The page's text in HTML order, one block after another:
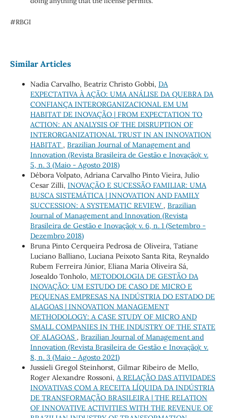
#RBGI
Similar Articles
Nadia Carvalho, Beatriz Christo Gobbi, DA
EXPECTATIVA À AÇÃO: UMA ANÁLISE DA QUEBRA DA
CONFIANÇA INTERORGANIZACIONAL EM UM
HABITAT DE INOVAÇÃO | FROM EXPECTATION TO
ACTION: AN ANALYSIS OF THE DISRUPTION OF
INTERORGANIZATIONAL TRUST IN AN INNOVATION
HABITAT , Brazilian Journal of Management and
Innovation (Revista Brasileira de Gestão e Inovação): v.
5, n. 3 (Maio - Agosto 2018)
Débora Volpato, Adriana Carvalho Pinto Vieira, Julio
Cesar Zilli, INOVAÇÃO E SUCESSÃO FAMILIAR: UMA
BUSCA SISTEMÁTICA | INNOVATION AND FAMILY
SUCCESSION: A SYSTEMATIC REVIEW , Brazilian
Journal of Management and Innovation (Revista
Brasileira de Gestão e Inovação): v. 6, n. 1 (Setembro -
Dezembro 2018)
Bruna Pinto Cerqueira Pedrosa de Oliveira, Tatiane
Luciano Balliano, Luciana Peixoto Santa Rita, Reynaldo
Rubem Ferreira Júnior, Eliana Maria Oliveira Sá,
Josealdo Tonholo, METODOLOGIA DE GESTÃO DA
INOVAÇÃO: UM ESTUDO DE CASO DE MICRO E
PEQUENAS EMPRESAS NA INDÚSTRIA DO ESTADO DE
ALAGOAS | INNOVATION MANAGEMENT
METHODOLOGY: A CASE STUDY OF MICRO AND
SMALL COMPANIES IN THE INDUSTRY OF THE STATE
OF ALAGOAS , Brazilian Journal of Management and
Innovation (Revista Brasileira de Gestão e Inovação): v.
8, n. 3 (Maio - Agosto 2021)
Jussieli Gregol Steinhorst, Gilmar Ribeiro de Mello,
Roger Alexandre Rossoni, A RELAÇÃO DAS ATIVIDADES
INOVATIVAS COM A RECEITA LÍQUIDA DA INDÚSTRIA
DE TRANSFORMAÇÃO BRASILEIRA | THE RELATION
OF INNOVATIVE ACTIVITIES WITH THE REVENUE OF